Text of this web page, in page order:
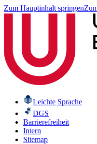
Zum Hauptinhalt springen
Leichte Sprache
DGS
Barrierefreiheit
Intern
Sitemap